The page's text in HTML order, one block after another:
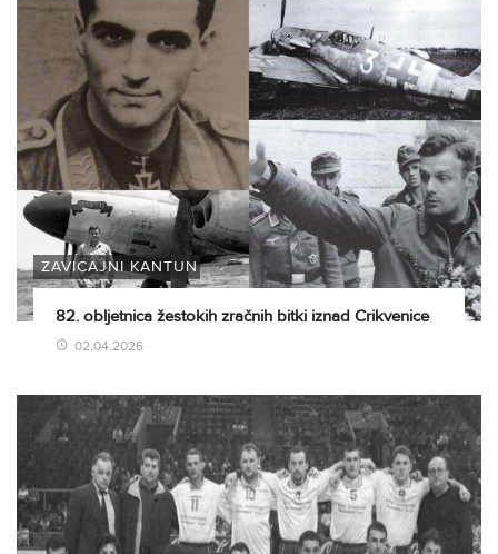
ZAVIČAJNI KANTUN
82. obljetnica žestokih zračnih bitki iznad Crikvenice
02.04.2026